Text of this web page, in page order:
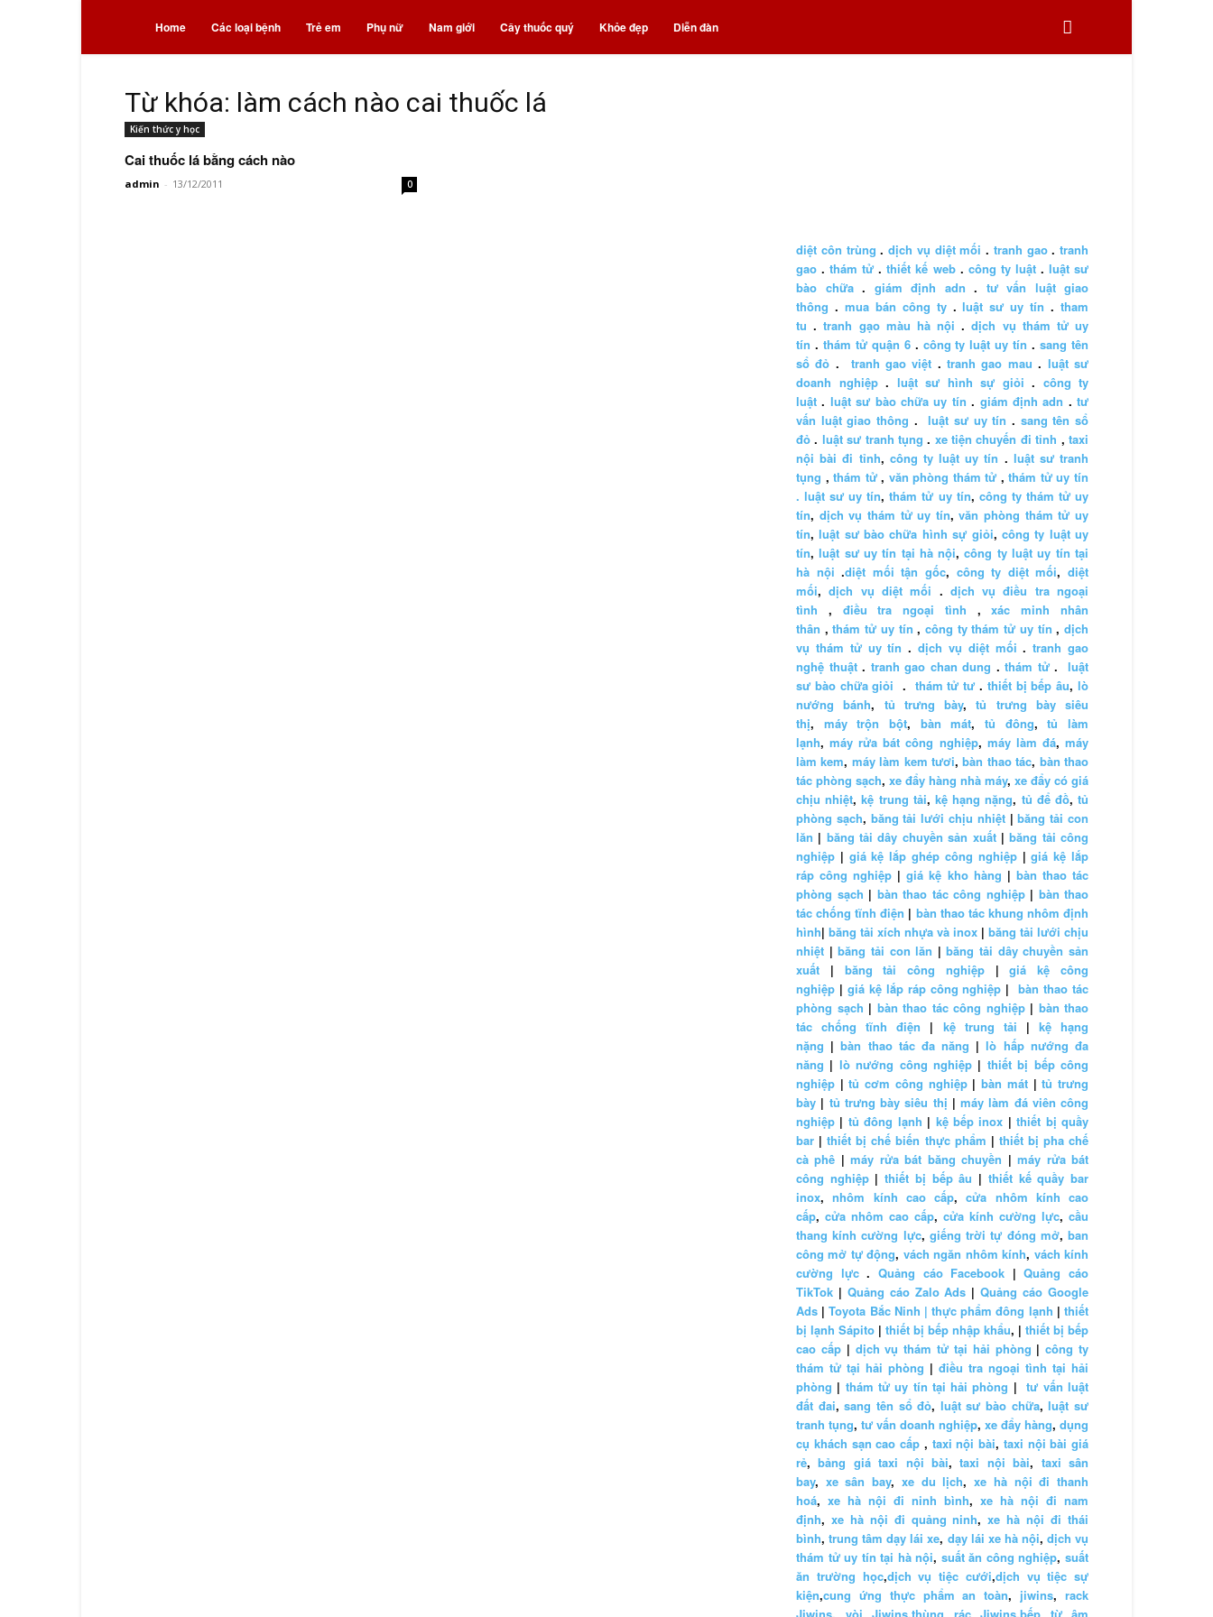
Bệnh
thuốc
Home Các loại bệnh Trẻ em Phụ nữ Nam giới Cây thuốc quý Khỏe đẹp Diễn đàn
Từ khóa: làm cách nào cai thuốc lá
Kiến thức y học
Cai thuốc lá bằng cách nào
admin - 13/12/2011 0
diệt côn trùng . dịch vụ diệt mối . tranh gao. tranh
gao .thám tử .thiết kế web. công ty luật.luật sư
bào chữa. giám định adn . tư vấn luật giao
thông . mua bán công ty.luật sư uy tín .tham
tu .tranh gạo màu hà nội .dịch vụ thám tử uy
tín . thám tử quận 6. công ty luật uy tín .sang tên
sổ đỏ . tranh gao việt .tranh gao mau . luật sư
doanh nghiệp. luật sư hình sự giỏi . công ty
luật . luật sư bào chữa uy tín . giám định adn .tư
vấn luật giao thông .luật sư uy tín . sang tên sổ
đỏ . luật sư tranh tụng . xe tiện chuyến đi tỉnh ,taxi
nội bài đi tỉnh, công ty luật uy tín . luật sư tranh
tụng ,thám tử, văn phòng thám tử ,thám tử uy tín
. luật sư uy tín,thám tử uy tín, công ty thám tử uy
tín, dịch vụ thám tử uy tín,văn phòng thám tử uy
tín,luật sư bào chữa hình sự giỏi, công ty luật uy
tín,luật sư uy tín tại hà nội,công ty luật uy tín tại
hà nội.diệt mối tận gốc, công ty diệt mối,diệt
mối,dịch vụ diệt mối . dịch vụ điều tra ngoại
tình , điều tra ngoại tình ,xác minh nhân
thân ,thám tử uy tín ,công ty thám tử uy tín ,dịch
vụ thám tử uy tín .dịch vụ diệt mối .tranh gao
nghệ thuật. tranh gao chan dung . thám tử. luật
sư bào chữa giỏi . thám tử tư . thiết bị bếp âu,lò
nướng bánh, tủ trưng bày,tủ trưng bày siêu
thị, máy trộn bột, bàn mát,tủ đông,tủ làm
lạnh,máy rửa bát công nghiệp, máy làm đá,máy
làm kem, máy làm kem tươi,bàn thao tác, bàn thao
tác phòng sạch, xe đẩy hàng nhà máy, xe đẩy có giá
chịu nhiệt,kệ trung tải, kệ hạng nặng, tủ để đồ,tủ
phòng sạch, băng tải lưới chịu nhiệt|băng tải con
lăn | băng tải dây chuyền sản xuất|băng tải công
nghiệp | giá kệ lắp ghép công nghiệp|giá kệ lắp
ráp công nghiệp |giá kệ kho hàng | bàn thao tác
phòng sạch | bàn thao tác công nghiệp| bàn thao
tác chống tĩnh điện | bàn thao tác khung nhôm định
hình| băng tải xích nhựa và inox | băng tải lưới chịu
nhiệt |băng tải con lăn |băng tải dây chuyền sản
xuất | băng tải công nghiệp|giá kệ công
nghiệp | giá kệ lắp ráp công nghiệp |bàn thao tác
phòng sạch | bàn thao tác công nghiệp| bàn thao
tác chống tĩnh điện | kệ trung tải | kệ hạng
nặng |bàn thao tác đa năng |lò hấp nướng đa
năng | lò nướng công nghiệp | thiết bị bếp công
nghiệp |tủ cơm công nghiệp|bàn mát|tủ trưng
bày | tủ trưng bày siêu thị | máy làm đá viên công
nghiệp | tủ đông lạnh | kệ bếp inox |thiết bị quầy
bar |thiết bị chế biến thực phẩm | thiết bị pha chế
cà phê |máy rửa bát băng chuyền |máy rửa bát
công nghiệp|thiết bị bếp âu | thiết kế quầy bar
inox,nhôm kính cao cấp,cửa nhôm kính cao
cấp, cửa nhôm cao cấp, cửa kính cường lực, cầu
thang kính cường lực, giếng trời tự đóng mở,ban
công mở tự động, vách ngăn nhôm kính, vách kính
cường lực. Quảng cáo Facebook |Quảng cáo
TikTok | Quảng cáo Zalo Ads |Quảng cáo Google
Ads |Toyota Bắc Ninh | thực phẩm đông lạnh |thiết
bị lạnh Sápito | thiết bị bếp nhập khẩu, | thiết bị bếp
cao cấp| dịch vụ thám tử tại hải phòng |công ty
thám tử tại hải phòng | điều tra ngoại tình tại hải
phòng | thám tử uy tín tại hải phòng |tư vấn luật
đất đai,sang tên sổ đỏ, luật sư bào chữa,luật sư
tranh tụng, tư vấn doanh nghiệp, xe đẩy hàng, dụng
cụ khách sạn cao cấp , taxi nội bài, taxi nội bài giá
rẻ,bảng giá taxi nội bài,taxi nội bài, taxi sân
bay, xe sân bay, xe du lịch,xe hà nội đi thanh
hoá, xe hà nội đi ninh bình, xe hà nội đi nam
định, xe hà nội đi quảng ninh,xe hà nội đi thái
bình,trung tâm dạy lái xe, dạy lái xe hà nội, dịch vụ
thám tử uy tín tại hà nội, suất ăn công nghiệp,suất
ăn trường học,dịch vụ tiệc cưới,dịch vụ tiệc sự
kiện,cung ứng thực phẩm an toàn, jiwins,rack